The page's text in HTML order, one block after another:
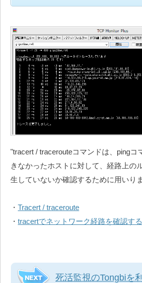
"tracert / tracerouteコマンドは、pingコ
きなかったホストに対して、経路上の
生していないか確認するために用いり
・ Tracert / traceroute
・ tracertでネットワーク経路を確認する
死活監視のTongbiを